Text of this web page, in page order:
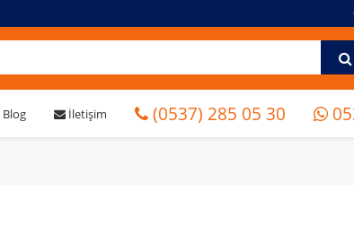
Blog İletişim (0537) 285 05 30